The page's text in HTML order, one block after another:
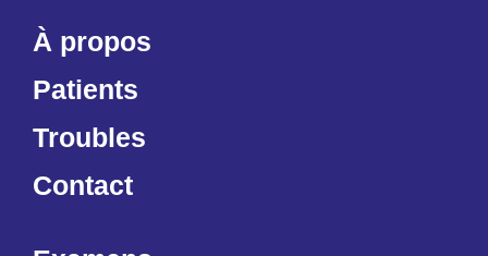
À propos
Patients
Troubles
Contact